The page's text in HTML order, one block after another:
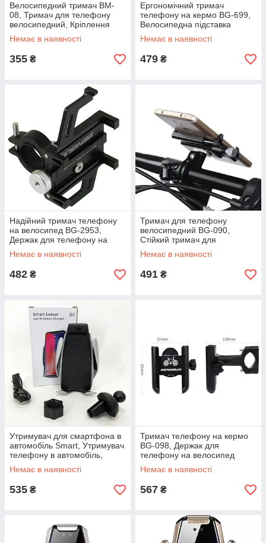
Велосипедний тримач BM-
08, Тримач для телефону
велосипедний, Кріплення
для телефону в автомобіль
SP-94
Немає в наявності
355 ₴
Ергономічний тримач
телефону на кермо BG-699,
Велосипедна підставка
тримач під телефон TS-22
Немає в наявності
479 ₴
Надійний тримач телефону
на велосипед BG-2953,
Держак для телефону на
велосипед, Що обертається
VO-50
Немає в наявності
482 ₴
Тримач для телефону
велосипедний BG-090,
Стійкий тримач для
смартфона на велосипеді
NX-17
Немає в наявності
491 ₴
Утримувач для смартфона в
автомобіль Smart, Утримувач
телефону в автомобіль,
Автотримачі QJ-27
Немає в наявності
535 ₴
Тримач телефону на кермо
BG-098, Держак для
телефону на велосипед
Кріплення для в автомобіль
EK-95
Немає в наявності
567 ₴